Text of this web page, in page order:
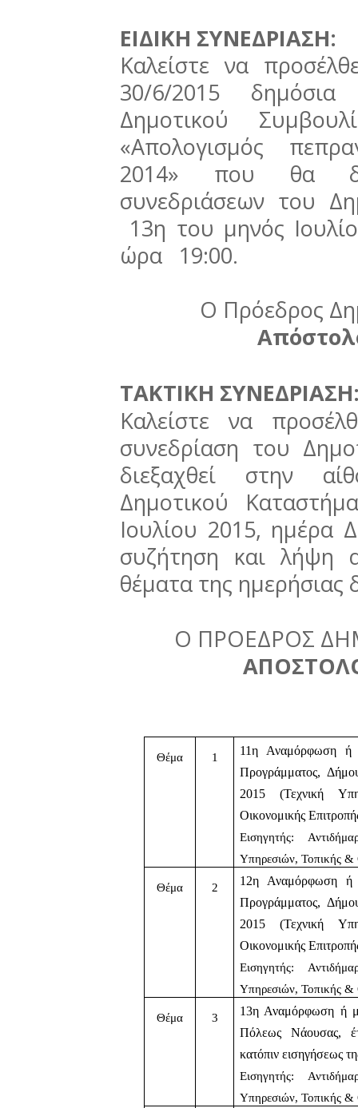
ΕΙΔΙΚΗ ΣΥΝΕΔΡΙΑΣΗ:
Καλείστε να
30/6/2015
Δημοτικού
«Απολογισμός
2014» που θα
συνεδριάσεων του
13η του μηνός
ώρα 19:00.
Ο Πρόεδρος
ΤΑΚΤΙΚΗ
Καλείστε να
συνεδρίαση του
διεξαχθεί στην
Δημοτικού
Ιουλίου 2015,
συζήτηση και λήψη
θέματα της ημερήσιας
Ο ΠΡΟΕΔΡΟΣ
Θέμα 1
11η Αναμόρφωση ή
Προγράμματος,
2015 (Τεχνική
Οικονομικής
Εισηγητής:
Υπηρεσιών, Τοπικής &
Θέμα 2
12η Αναμόρφωση ή
Προγράμματος,
2015 (Τεχνική
Οικονομικής
Εισηγητής:
Υπηρεσιών, Τοπικής &
Θέμα 3
13η Αναμόρφωση ή
Πόλεως Νάουσας,
κατόπιν εισηγήσεως
Εισηγητής:
Υπηρεσιών, Τοπικής &